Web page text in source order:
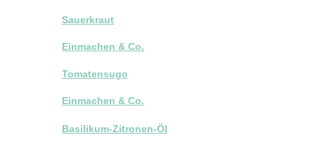
Sauerkraut
Einmachen & Co.
Tomatensugo
Einmachen & Co.
Basilikum-Zitronen-Öl